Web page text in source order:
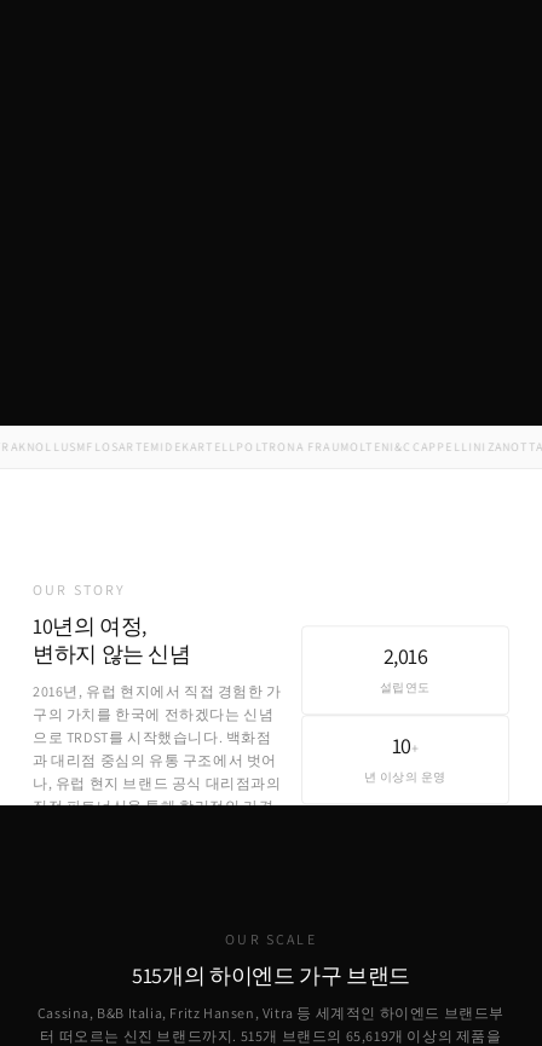
USM FLOSARTEMIDEKARTELL POLTRONA FRAUMOLTENI&CCAPPELLINI ZANOTTA
OUR STORY
10년의 여정,
변하지 않는 신념
2016년, 유럽 현지에서 직접 경험한 가
구의 가치를 한국에 전하겠다는 신념
으로 TRDST를 시작했습니다. 백화점
과 대리점 중심의 유통 구조에서 벗어
나, 유럽 현지 브랜드 공식 대리점과의
직접 파트너십을 통해 합리적인 가격
2,016
설립연도
10+
년 이상의 운영
OUR SCALE
515개의 하이엔드 가구 브랜드
Cassina, B&B Italia, Fritz Hansen, Vitra 등 세계적인 하이엔드 브랜드부
터 떠오르는 신진 브랜드까지. 515개 브랜드의 65,619개 이상의 제품을